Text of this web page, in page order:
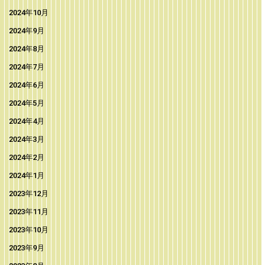
2024年10月
2024年9月
2024年8月
2024年7月
2024年6月
2024年5月
2024年4月
2024年3月
2024年2月
2024年1月
2023年12月
2023年11月
2023年10月
2023年9月